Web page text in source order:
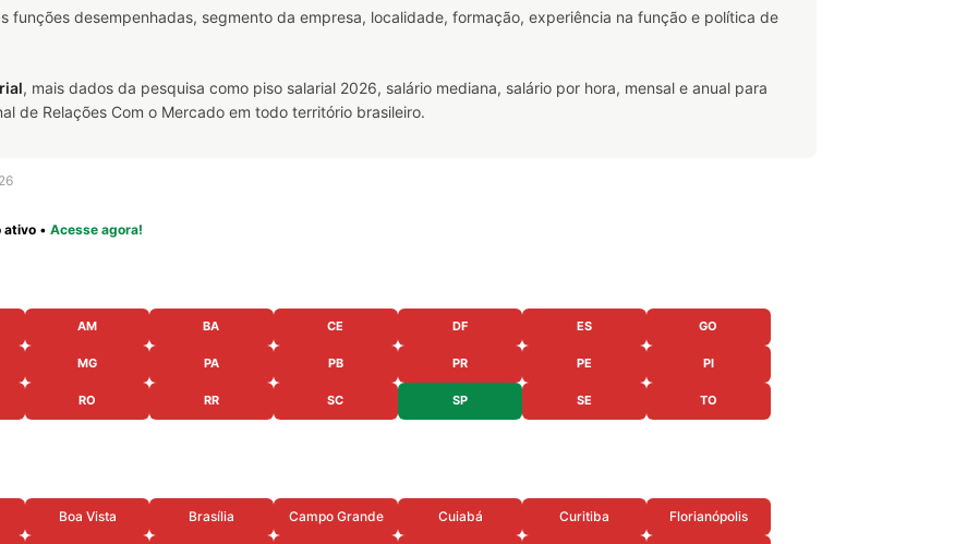
funções desempenhadas, segmento da empresa, localidade, formação, experiência na função e política de
, mais dados da pesquisa como piso salarial 2026, salário mediana, salário por hora, mensal e anual para
de Relações Com o Mercado em todo território brasileiro.
ativo • Acesse agora!
AM BA CE DF ES GO
MG PA PB PR PE PI
RO RR SC SP SE TO
Boa Vista Brasília Campo Grande Cuiabá Curitiba Florianópolis